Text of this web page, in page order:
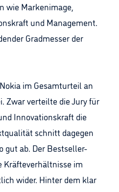
wie Markenimage,
und Management.
Gradmesser der
im Gesamturteil an
Zwar verteilte die Jury für
Innovationskraft die
schnitt dagegen
gut ab. Der Bestseller-
Kräfteverhältnisse im
wider. Hinter dem klar